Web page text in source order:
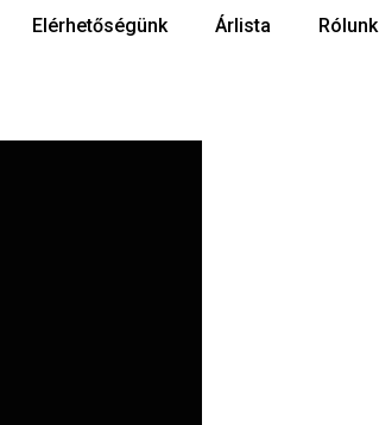
Elérhetőségünk Árlista Rólunk